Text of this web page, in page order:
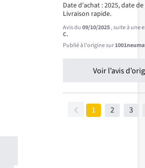
Date d'achat : 2025, date
Livraison rapide.
Avis du09/10/2025, suite à une
C.
Publié à l'origine sur
Voir l’avis
1 2 3